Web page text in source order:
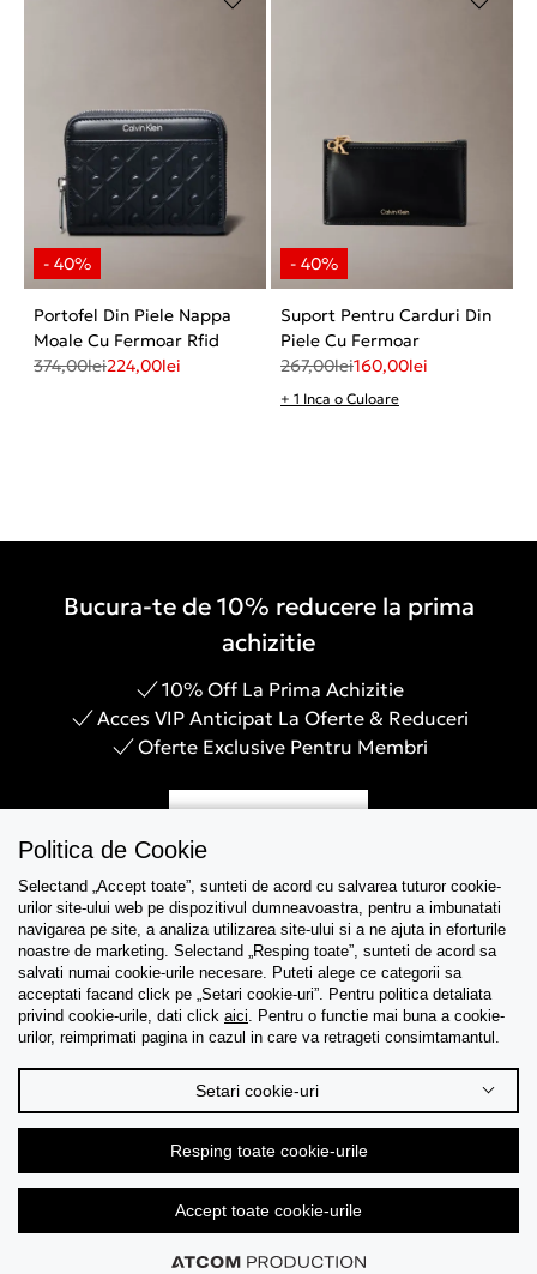
Portofel Din Piele Nappa
Moale Cu Fermoar Rfid
374,00lei224,00lei
Suport Pentru Carduri Din
Piele Cu Fermoar
267,00lei160,00lei
+ 1 Inca o Culoare
Bucura-te de 10% reducere la prima
achizitie
10% Off La Prima Achizitie
Acces VIP Anticipat La Oferte & Reduceri
Oferte Exclusive Pentru Membri
Asistenta
Colectii
Tips & Guides
Despre noi
Politica de Cookie
Selectand „Accept toate”, sunteti de acord cu salvarea tuturor cookie-
urilor site-ului web pe dispozitivul dumneavoastra, pentru a imbunatati
navigarea pe site, a analiza utilizarea site-ului si a ne ajuta in eforturile
noastre de marketing. Selectand „Resping toate”, sunteti de acord sa
salvati numai cookie-urile necesare. Puteti alege ce categorii sa
acceptati facand click pe „Setari cookie-uri”. Pentru politica detaliata
privind cookie-urile, dati click aici. Pentru o functie mai buna a cookie-
urilor, reimprimati pagina in cazul in care va retrageti consimtamantul.
Setari cookie-uri
Resping toate cookie-urile
Accept toate cookie-urile